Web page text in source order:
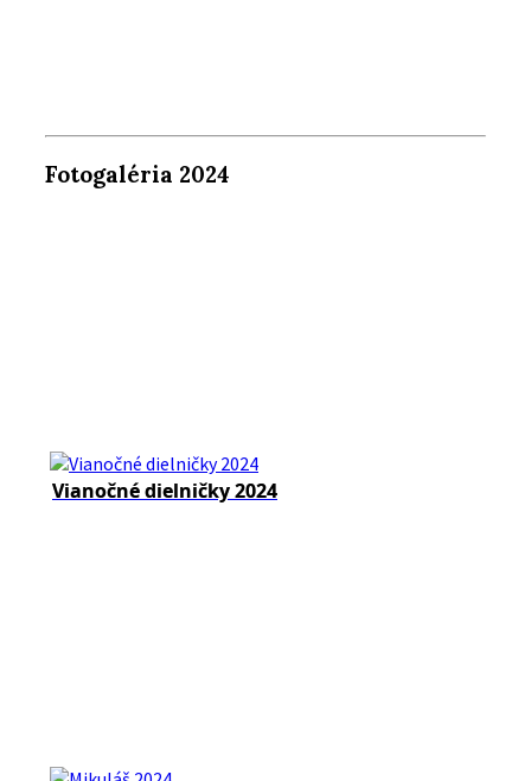
Fotogaléria 2024
Vianočné dielničky 2024